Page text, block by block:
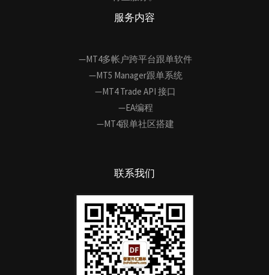
服务内容
—MT4多帐户跨平台跟单软件
—MT5 Manager跟单系统
—MT4 Trade API 接口
—EA编程
—MT4跟单社区搭建
联系我们